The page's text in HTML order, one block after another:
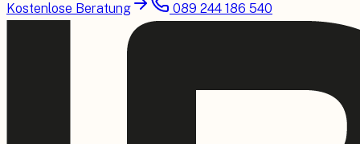
Kostenlose Beratung 089 244 186 540